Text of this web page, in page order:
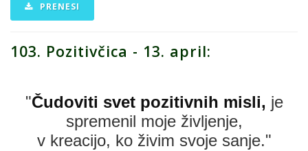
PRENESI
103. Pozitivčica - 13. april:
"Čudoviti svet pozitivnih misli, je
spremenil moje življenje,
v kreacijo, ko živim svoje sanje."